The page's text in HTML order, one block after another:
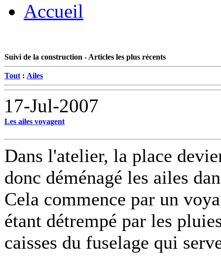
Accueil
Suivi de la construction - Articles les plus récents
Tout : Ailes
17-Jul-2007
Les ailes voyagent
Dans l'atelier, la place
donc déménagé les ailes
Cela commence par un
étant détrempé par les
caisses du fuselage qui